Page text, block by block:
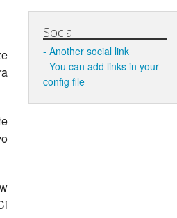
Social
Another social link
You can add links in your
config file